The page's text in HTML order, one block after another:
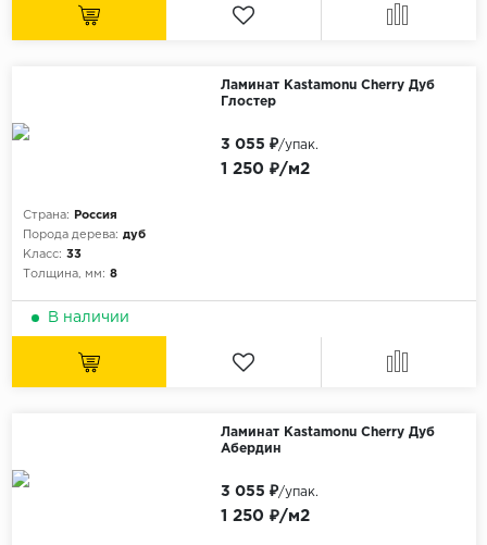
Ламинат Kastamonu Cherry Дуб
Глостер
Страна:
Россия
Порода дерева: дуб
Класс: 33
Толщина, мм: 8
1 250 ₽/м2
3 055 ₽/упак.
В наличии
Ламинат Kastamonu Cherry Дуб
Абердин
1 250 ₽/м2
3 055 ₽/упак.